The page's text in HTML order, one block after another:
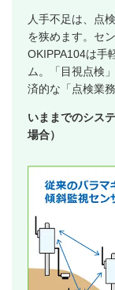
人手不足は、点
を狭めます。セ
OKIPPA104は手
ム。「目視点検
済的な「点検業
いままでのシス
場合）